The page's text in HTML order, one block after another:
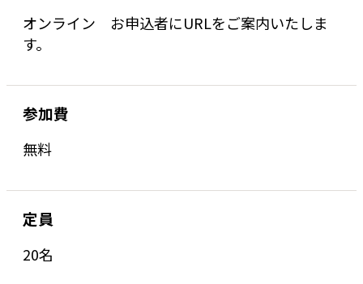
オンライン お申込者にURLをご案内いたしま
す。
参加費
無料
定員
20名